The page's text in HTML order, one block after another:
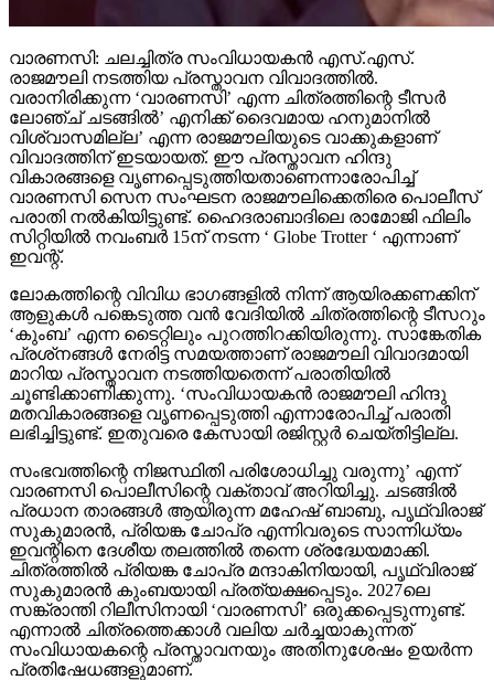
വാരണസി: ചലച്ചിത്ര സംവിധായകന്‍ എസ്.എസ്.
രാജമൗലി നടത്തിയ പ്രസ്താവന വിവാദത്തില്‍.
വരാനിരിക്കുന്ന ‘വാരണസി’ എന്ന ചിത്രത്തിന്റെ ടീസര്‍
ലോഞ്ച് ചടങ്ങില്‍’ എനിക്ക് ദൈവമായ ഹനുമാനില്‍
വിശ്വാസമില്ല’ എന്ന രാജമൗലിയുടെ വാക്കുകളാണ്
വിവാദത്തിന് ഇടയായത്. ഈ പ്രസ്താവന ഹിന്ദു
വികാരങ്ങളെ വൃണപ്പെടുത്തിയതാണെന്നാരോപിച്ച്
വാരണസി സെന സംഘടന രാജമൗലിക്കെതിരെ പൊലീസ്
പരാതി നല്‍കിയിട്ടുണ്ട്. ഹൈദരാബാദിലെ രാമോജി ഫിലിം
സിറ്റിയില്‍ നവംബര്‍ 15ന് നടന്ന ‘ Globe Trotter ‘ എന്നാണ്
ഇവന്റ്.
ലോകത്തിന്റെ വിവിധ ഭാഗങ്ങളില്‍ നിന്ന് ആയിരക്കണക്കിന്
ആളുകള്‍ പങ്കെടുത്ത വന്‍ വേദിയില്‍ ചിത്രത്തിന്റെ ടീസറും
‘കുംബ’ എന്ന ടൈറ്റിലും പുറത്തിറക്കിയിരുന്നു. സാങ്കേതിക
പ്രശ്‌നങ്ങള്‍ നേരിട്ട സമയത്താണ് രാജമൗലി വിവാദമായി
മാറിയ പ്രസ്താവന നടത്തിയതെന്ന് പരാതിയില്‍
ചൂണ്ടിക്കാണിക്കുന്നു. ‘സംവിധായകന്‍ രാജമൗലി ഹിന്ദു
മതവികാരങ്ങളെ വൃണപ്പെടുത്തി എന്നാരോപിച്ച് പരാതി
ലഭിച്ചിട്ടുണ്ട്. ഇതുവരെ കേസായി രജിസ്റ്റര്‍ ചെയ്തിട്ടില്ല.
സംഭവത്തിന്റെ നിജസ്ഥിതി പരിശോധിച്ചു വരുന്നു’ എന്ന്
വാരണസി പൊലീസിന്റെ വക്താവ് അറിയിച്ചു. ചടങ്ങില്‍
പ്രധാന താരങ്ങള്‍ ആയിരുന്ന മഹേഷ് ബാബു, പൃഥ്വിരാജ്
സുകുമാരന്‍, പ്രിയങ്ക ചോപ്ര എന്നിവരുടെ സാന്നിധ്യം
ഇവന്റിനെ ദേശീയ തലത്തില്‍ തന്നെ ശ്രദ്ധേയമാക്കി.
ചിത്രത്തില്‍ പ്രിയങ്ക ചോപ്ര മന്ദാകിനിയായി, പൃഥ്വിരാജ്
സുകുമാരന്‍ കുംബയായി പ്രത്യക്ഷപ്പെടും. 2027ലെ
സങ്ക്രാന്തി റിലീസിനായി ‘വാരണസി’ ഒരുക്കപ്പെടുന്നുണ്ട്.
എന്നാല്‍ ചിത്രത്തെക്കാള്‍ വലിയ ചര്‍ച്ചയാകുന്നത്
സംവിധായകന്റെ പ്രസ്താവനയും അതിനുശേഷം ഉയര്‍ന്ന
പ്രതിഷേധങ്ങളുമാണ്.